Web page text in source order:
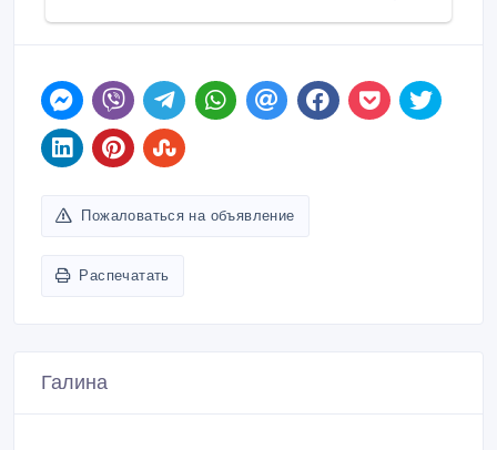
Пожаловаться на объявление
Распечатать
Галина